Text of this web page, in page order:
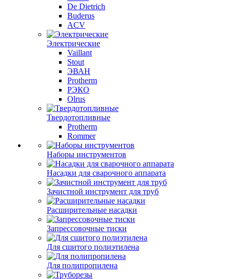
De Dietrich
Buderus
ACV
Электрические
Vaillant
Stout
ЭВАН
Protherm
РЭКО
Olrus
Твердотопливные
Protherm
Rommer
Наборы инструментов
Насадки для сварочного аппарата
Зачистной инструмент для труб
Расширительные насадки
Запрессовочные тиски
Для сшитого полиэтилена
Для полипропилена